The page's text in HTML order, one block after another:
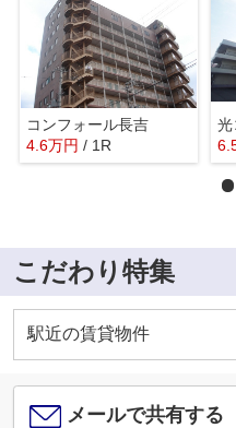
コンフォール長吉
4.6万円 / 1R
光
こだわり特集
駅近の賃貸物件
メールで共有する